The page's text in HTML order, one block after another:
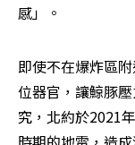
感」。
即使不在爆炸區
位器官，讓鯨豚
究，北約於2021